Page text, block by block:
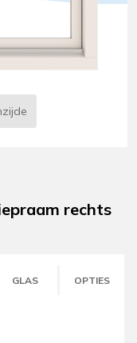
rechts
GLAS OPTIES